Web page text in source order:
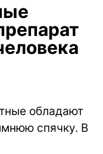
обладают
спячку. В